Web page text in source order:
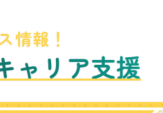
情報！
ャリア支援